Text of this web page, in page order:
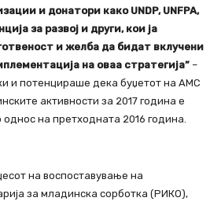
и донатори како UNDP, UNFPA,
за развој и други, кои ја
и желба да бидат вклучени
на оваа стратегија” –
и потенцираше дека буџетот на АМС
активности за 2017 година е
на претходната 2016 година.
на воспоставување на
за младинска сорботка (РИКО),